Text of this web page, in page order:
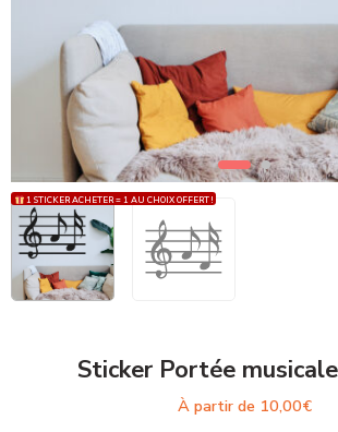
1 STICKER ACHETER = 1 AU CHOIX OFFERT !
Sticker Portée
À partir de 10,00€